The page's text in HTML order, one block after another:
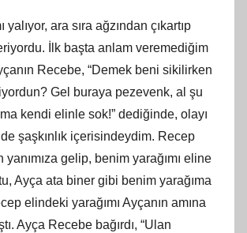
yalıyor, ara sıra ağzından çıkartıp
İ
lk başta anlam veremediğim
Recebe, “Demek beni sikilirken
Gel buraya pezevenk, al şu
kendi elinle sok!” dediğinde, olayı
şaşkınlık içerisindeydim. Recep
yanımıza gelip, benim yarağımı eline
Ayça ata biner gibi benim yarağıma
elindeki yarağımı Ayçanın amına
Ayça Recebe bağırdı, “Ulan